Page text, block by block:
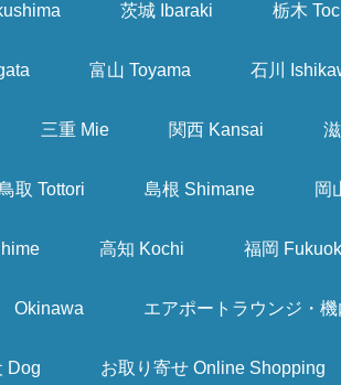
茨城 Ibaraki 栃木
富山 Toyama 石川
三重 Mie 関西 Kansai
鳥取 Tottori 島根 Shimane 岡
高知 Kochi 福岡
Okinawa エアポートラウンジ・
Dog お取り寄せ Online Shopping